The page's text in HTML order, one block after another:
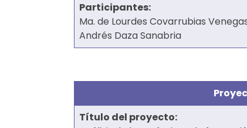
Participantes:
Ma. de Lourdes Covarrubias
Andrés Daza Sanabria
Tí­tulo del proyecto: